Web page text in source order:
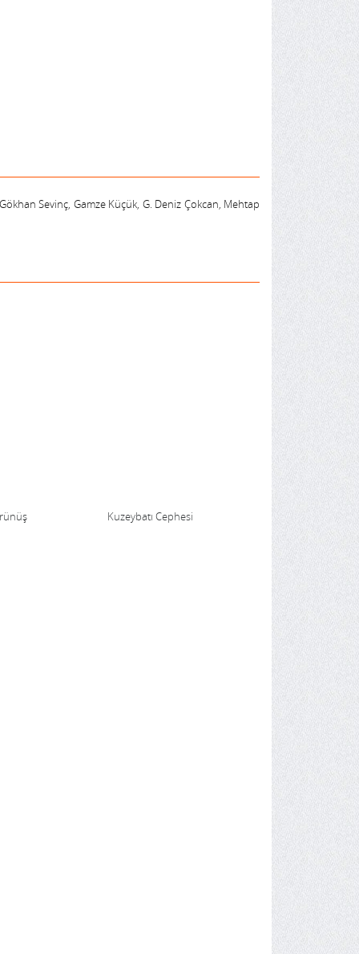
Sevinç, Gamze Küçük, G. Deniz Çokcan, Mehtap
Kuzeybatı Cephesi